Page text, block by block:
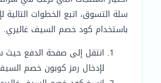
سلة التسوق، اتبع الخطوات التالية
باستخدام كود خصم السيف غاليري.
انتقل إلى صفحة الدفع
لإدخال رمز كوبون خصم